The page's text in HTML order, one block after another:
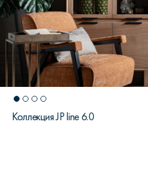
Коллекция JP line 6.0